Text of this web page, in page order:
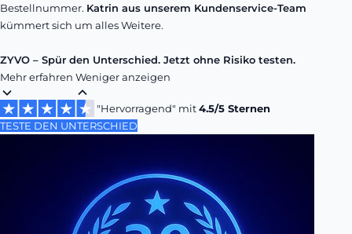
Bestellnummer. Katrin aus unserem Kundenservice-Team
kümmert sich um alles Weitere.
ZYVO – Spür den Unterschied. Jetzt ohne Risiko testen.
Mehr erfahren Weniger anzeigen
"Hervorragend" mit4.5/5 Sternen
TESTE DEN UNTERSCHIED